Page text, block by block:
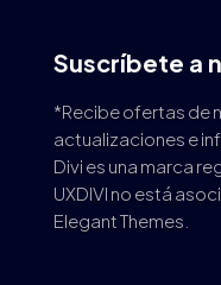
Suscríbete a
*Recibe ofertas de
actualizaciones e
Divi es una marca
UXDIVI no está
Elegant Themes.